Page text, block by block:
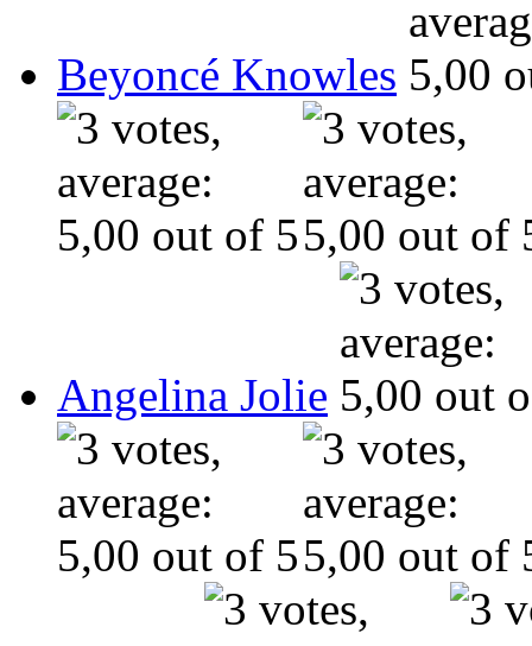
Beyoncé Knowles
Angelina Jolie